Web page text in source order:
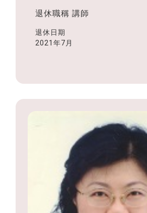
退休職稱 講師
退休日期
2021年7月